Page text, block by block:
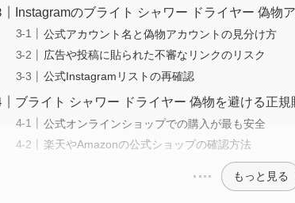
Instagramのブライト シャワー ドライヤー 偽物
公式アカウント名と偽物アカウントの見分け方
広告や投稿に貼られた不審なリンクのリスク
公式Instagramリストの再確認
ブライト シャワー ドライヤー 偽物を避ける正
公式オンラインショップでの購入が最も安全
楽天やAmazonの公式ショップの確認方法
もっと見る